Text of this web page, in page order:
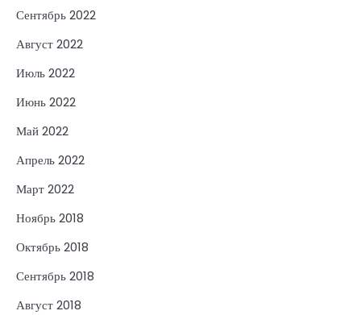
Сентябрь 2022
Август 2022
Июль 2022
Июнь 2022
Май 2022
Апрель 2022
Март 2022
Ноябрь 2018
Октябрь 2018
Сентябрь 2018
Август 2018